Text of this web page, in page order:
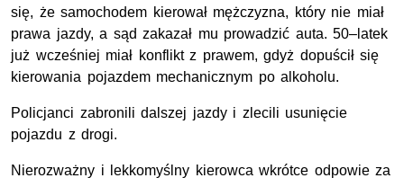
się, że samochodem kierował mężczyzna, który nie miał
prawa jazdy, a sąd zakazał mu prowadzić auta. 50–latek
już wcześniej miał konflikt z prawem, gdyż dopuścił się
kierowania pojazdem mechanicznym po alkoholu.
Policjanci zabronili dalszej jazdy i zlecili usunięcie
pojazdu z drogi.
Nierozważny i lekkomyślny kierowca wkrótce odpowie za